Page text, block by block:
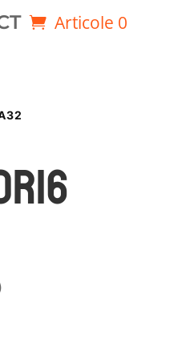
Articole 0